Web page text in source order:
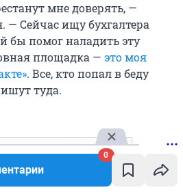
0
мне доверять, —
Сейчас ищу бухгалтера
бы помог наладить эту
площадка — это моя
. Все, кто попал в беду
туда.